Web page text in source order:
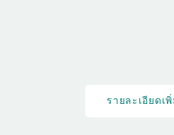
รายละเอียดเ